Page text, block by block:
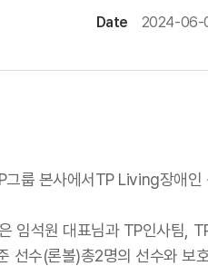
Date 2024-06-
룹 본사에서TP Living장애인
임석원 대표님과 TP인사팀,
선수(론볼)총2명의 선수와 보